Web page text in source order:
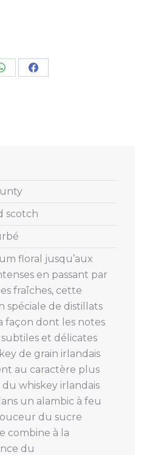
Share Share
scotch
floral jusqu’aux
en passant par
fraîches, cette
spéciale de distillats
façon dont les notes
et délicates
de grain irlandais
au caractère plus
whiskey irlandais
un alambic à feu
du sucre
combine à la
du